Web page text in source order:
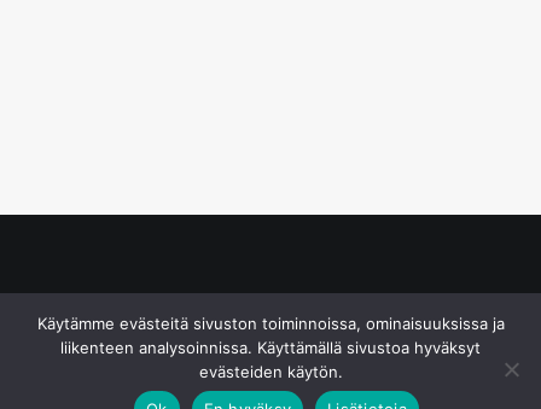
Käytämme evästeitä sivuston toiminnoissa, ominaisuuksissa ja
liikenteen analysoinnissa. Käyttämällä sivustoa hyväksyt
evästeiden käytön.